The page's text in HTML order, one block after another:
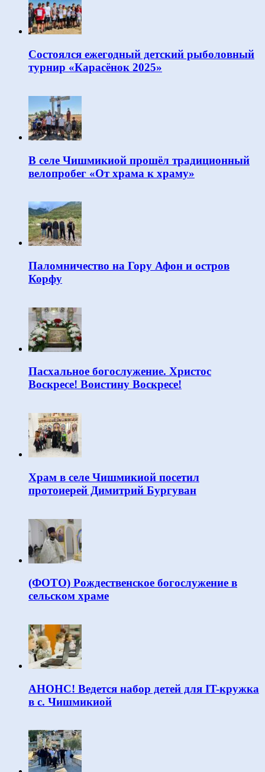
Состоялся ежегодный детский рыболовный
турнир «Карасёнок 2025»
В селе Чишмикиой прошёл традиционный
велопробег «От храма к храму»
Паломничество на Гору Афон и остров
Корфу
Пасхальное богослужение. Христос
Воскресе! Воистину Воскресе!
Храм в селе Чишмикиой посетил
протоиерей Димитрий Бургуван
(ФОТО) Рождественское богослужение в
сельском храме
АНОНС! Ведется набор детей для IT-кружка
в с. Чишмикиой